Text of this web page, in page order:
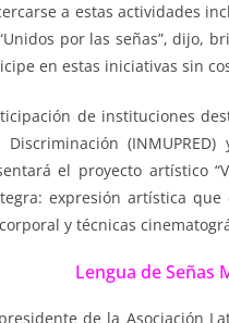
a estas actividades
por las señas”, dijo,
en estas iniciativas sin
de instituciones
el proyecto artístico
expresión artística
y técnicas
Lengua de Señas
de la Asociación